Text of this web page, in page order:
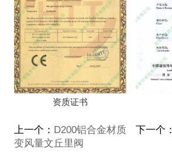
资质证书
上一个： D200铝合金材质
变风量文丘里阀
下一个：